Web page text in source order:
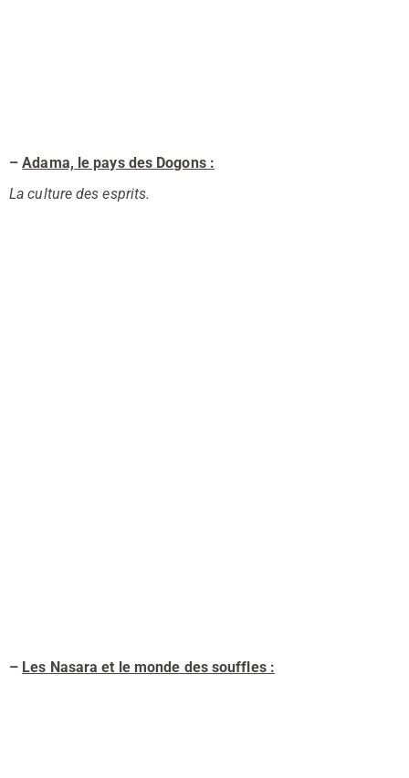
–Adama, le pays des Dogons :
La culture des esprits.
– Les Nasara et le monde des souffles :